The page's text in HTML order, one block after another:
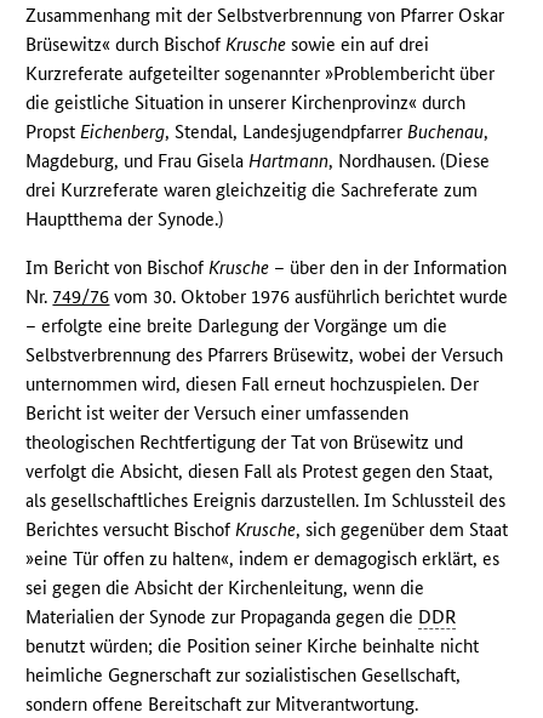
Zusammenhang mit der Selbstverbrennung von Pfarrer Oskar
Brüsewitz« durch BischofKrusche sowie ein auf drei
Kurzreferate aufgeteilter sogenannter »Problembericht über
die geistliche Situation in unserer Kirchenprovinz« durch
PropstEichenberg, Stendal, LandesjugendpfarrerBuchenau,
Magdeburg, und Frau GiselaHartmann, Nordhausen. (Diese
drei Kurzreferate waren gleichzeitig die Sachreferate zum
Hauptthema der Synode.)
Im Bericht von BischofKrusche – über den in der Information
Nr. 749/76 vom 30. Oktober 1976 ausführlich berichtet wurde
– erfolgte eine breite Darlegung der Vorgänge um die
Selbstverbrennung des Pfarrers Brüsewitz, wobei der Versuch
unternommen wird, diesen Fall erneut hochzuspielen. Der
Bericht ist weiter der Versuch einer umfassenden
theologischen Rechtfertigung der Tat von Brüsewitz und
verfolgt die Absicht, diesen Fall als Protest gegen den Staat,
als gesellschaftliches Ereignis darzustellen. Im Schlussteil des
Berichtes versucht BischofKrusche, sich gegenüber dem Staat
»eine Tür offen zu halten«, indem er demagogisch erklärt, es
sei gegen die Absicht der Kirchenleitung, wenn die
Materialien der Synode zur Propaganda gegen die DDR
benutzt würden; die Position seiner Kirche beinhalte nicht
heimliche Gegnerschaft zur sozialistischen Gesellschaft,
sondern offene Bereitschaft zur Mitverantwortung.